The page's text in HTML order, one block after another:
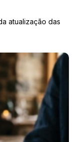
atualização das